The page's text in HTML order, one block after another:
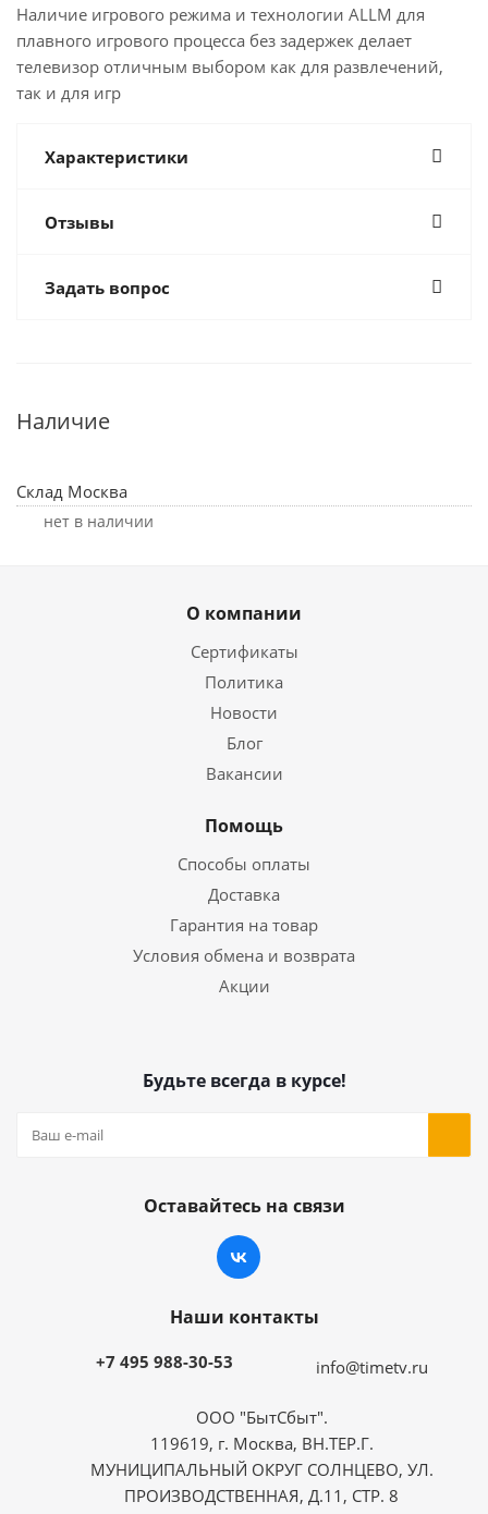
Наличие игрового режима и технологии ALLM для
плавного игрового процесса без задержек делает
телевизор отличным выбором как для развлечений,
так и для игр
Характеристики
Отзывы
Задать вопрос
Наличие
Склад Москва
Нет в наличии
О компании
Сертификаты
Политика
Новости
Блог
Вакансии
Помощь
Способы оплаты
Доставка
Гарантия на товар
Условия обмена и возврата
Акции
Будьте всегда в курсе!
Оставайтесь на связи
Наши контакты
+7 495 988-30-53 info@timetv.ru
ООО "БытСбыт".
119619, г. Москва, ВН.ТЕР.Г.
МУНИЦИПАЛЬНЫЙ ОКРУГ СОЛНЦЕВО, УЛ.
ПРОИЗВОДСТВЕННАЯ, Д.11, СТР. 8